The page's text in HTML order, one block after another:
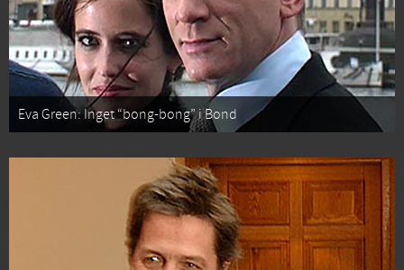
Eva Green: Inget “bong-bong” i Bond